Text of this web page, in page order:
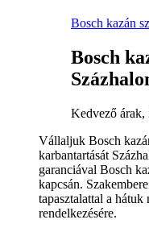
Bosch kazán
Bosch
Kedvező árak,
Vállaljuk Bosch
karbantartását
garanciával Bosch
kapcsán.
tapasztalattal a
rendelkezésére.